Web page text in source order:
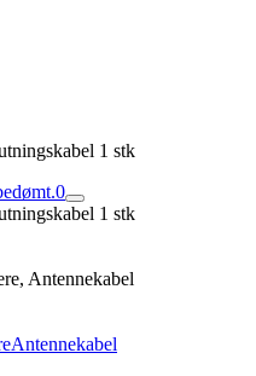
1 stk
0
1 stk
Antennekabel
Antennekabel